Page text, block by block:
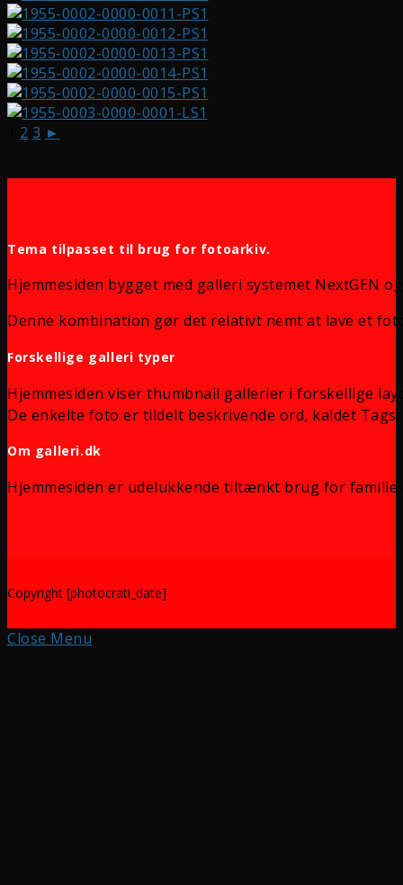
2 3 ►
Tema tilpasset til brug for fotoarkiv.
Hjemmesiden bygget med galleri systemet NextGEN
Denne kombination gør det relativt nemt at lave et
Forskellige galleri typer
Hjemmesiden viser thumbnail gallerier i forskellige
De enkelte foto er tildelt beskrivende ord, kaldet
Om galleri.dk
Hjemmesiden er udelukkende tiltænkt brug for
Copyright [photocrati_date]
Close Menu